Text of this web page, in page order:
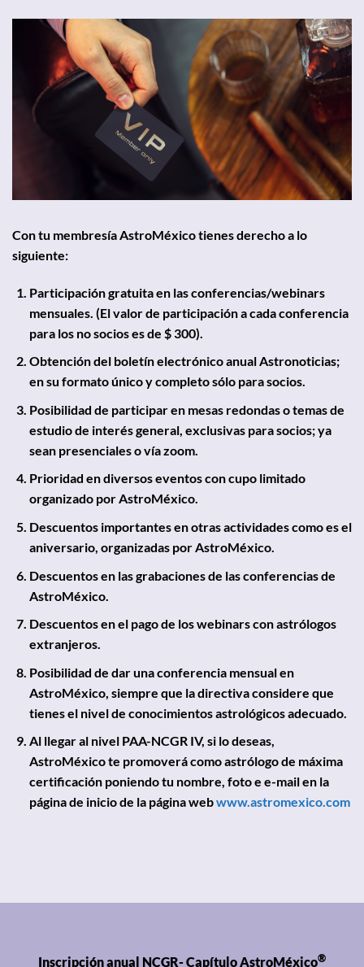
Con tu membresía AstroMéxico tienes derecho a lo
siguiente:
Participación gratuita en las conferencias/webinars
mensuales. (El valor de participación a cada conferencia
para los no socios es de $ 300).
Obtención del boletín electrónico anual Astronoticias;
en su formato único y completo sólo para socios.
Posibilidad de participar en mesas redondas o temas de
estudio de interés general, exclusivas para socios; ya
sean presenciales o vía zoom.
Prioridad en diversos eventos con cupo limitado
organizado por AstroMéxico.
Descuentos importantes en otras actividades como es el
aniversario, organizadas por AstroMéxico.
Descuentos en las grabaciones de las conferencias de
AstroMéxico.
Descuentos en el pago de los webinars con astrólogos
extranjeros.
Posibilidad de dar una conferencia mensual en
AstroMéxico, siempre que la directiva considere que
tienes el nivel de conocimientos astrológicos adecuado.
Al llegar al nivel PAA-NCGR IV, si lo deseas,
AstroMéxico te promoverá como astrólogo de máxima
certificación poniendo tu nombre, foto e e-mail en la
página de inicio de la página webwww.astromexico.com
Inscripción anual NCGR- Capítulo AstroMéxico®